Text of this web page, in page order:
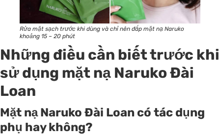
Rửa mặt sạch trước khi dùng và chỉ nên đắp mặt nạ Naruko
khoảng 15 – 20 phút
Những điều cần biết trước khi
sử dụng mặt nạ Naruko Đài
Loan
Mặt nạ Naruko Đài Loan có tác dụng
phụ hay không?